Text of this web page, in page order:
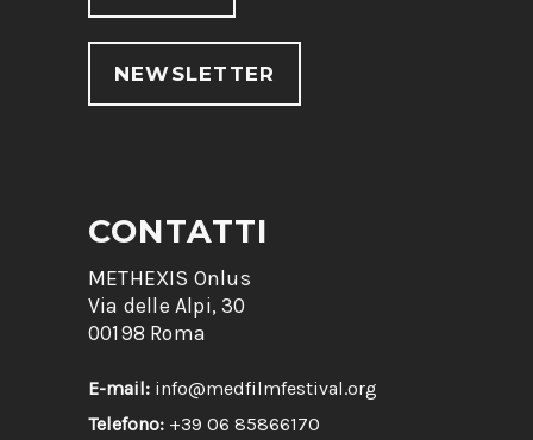
NEWSLETTER
CONTATTI
METHEXIS Onlus
Via delle Alpi, 30
00198 Roma
E-mail: info@medfilmfestival.org
Telefono: +39 06 85866170